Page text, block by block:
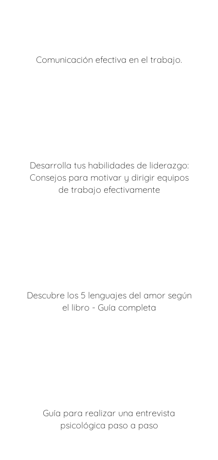
Comunicación efectiva en el trabajo.
Desarrolla tus habilidades de liderazgo:
Consejos para motivar y dirigir equipos
de trabajo efectivamente
Descubre los 5 lenguajes del amor según
el libro - Guía completa
Guía para realizar una entrevista
psicológica paso a paso